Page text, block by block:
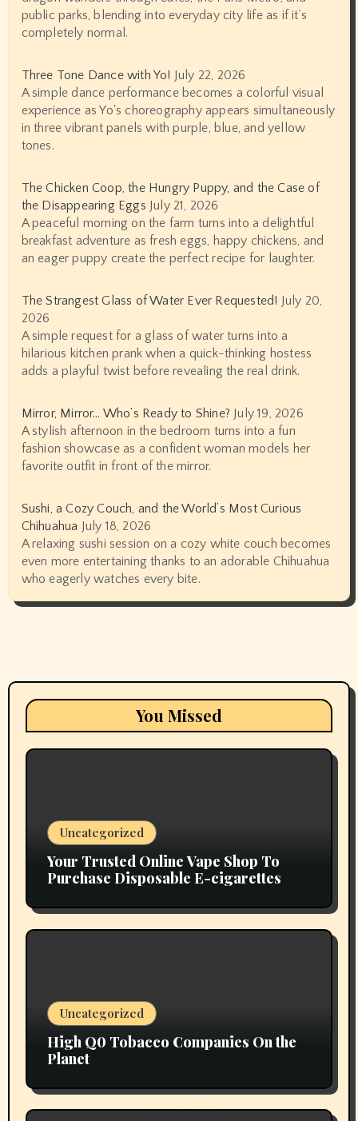
public parks, blending into everyday city life as if it’s
completely normal.
Three Tone Dance with Yo! July 22, 2026
A simple dance performance becomes a colorful visual
experience as Yo's choreography appears simultaneously
in three vibrant panels with purple, blue, and yellow
tones.
The Chicken Coop, the Hungry Puppy, and the Case of
the Disappearing Eggs July 21, 2026
A peaceful morning on the farm turns into a delightful
breakfast adventure as fresh eggs, happy chickens, and
an eager puppy create the perfect recipe for laughter.
The Strangest Glass of Water Ever Requested! July 20,
2026
A simple request for a glass of water turns into a
hilarious kitchen prank when a quick-thinking hostess
adds a playful twist before revealing the real drink.
Mirror, Mirror… Who’s Ready to Shine? July 19, 2026
A stylish afternoon in the bedroom turns into a fun
fashion showcase as a confident woman models her
favorite outfit in front of the mirror.
Sushi, a Cozy Couch, and the World’s Most Curious
Chihuahua July 18, 2026
A relaxing sushi session on a cozy white couch becomes
even more entertaining thanks to an adorable Chihuahua
who eagerly watches every bite.
You Missed
Uncategorized
Your Trusted Online Vape Shop To
Purchase Disposable E-cigarettes
Uncategorized
High Q0 Tobacco Companies On the
Planet